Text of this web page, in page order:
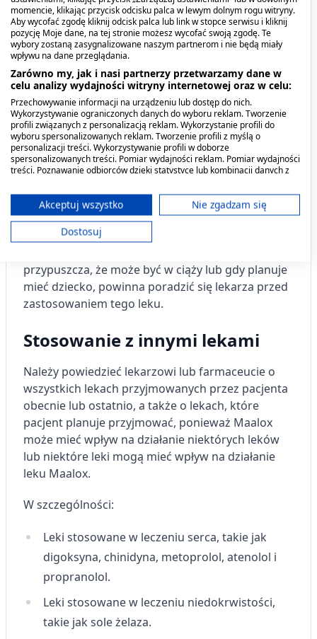
pojazdów
Nie stwierdzono negatywnego wpływu leku na
zdolność prowadzenia pojazdów i obsługiwanie
maszyn.
Ciąża i karmienie piersią
Ten lek może być stosowany w czasie ciąży tylko
na zalecenie lekarza.
Przyjmowanie leku Maalox można kontynuować
podczas karmienia piersią.
przypuszcza, że może być w ciąży lub gdy planuje
mieć dziecko, powinna poradzić się lekarza przed
zastosowaniem tego leku.
Stosowanie z innymi lekami
Należy powiedzieć lekarzowi lub farmaceucie o
wszystkich lekach przyjmowanych przez pacjenta
obecnie lub ostatnio, a także o lekach, które
pacjent planuje przyjmować, ponieważ Maalox
może mieć wpływ na działanie niektórych leków
lub niektóre leki mogą mieć wpływ na działanie
leku Maalox.
W szczególności:
Leki stosowane w leczeniu serca, takie jak
digoksyna, chinidyna, metoprolol, atenolol i
propranolol.
Leki stosowane w leczeniu niedokrwistości,
takie jak sole żelaza.
momencie, klikając przycisk odcisku palca w lewym dolnym rogu witryny.
Aby wycofać zgodę kliknij odcisk palca lub link w stopce serwisu i kliknij
pozycję Moje dane, na tej stronie możesz wycofać swoją zgodę. Te
wybory zostaną zasygnalizowane naszym partnerom i nie będą miały
wpływu na dane przeglądania.
Zarówno my, jak i nasi partnerzy przetwarzamy dane w
celu analizy wydajności witryny internetowej oraz w celu:
Przechowywanie informacji na urządzeniu lub dostęp do nich.
Wykorzystywanie ograniczonych danych do wyboru reklam. Tworzenie
profili związanych z personalizacją reklam. Wykorzystanie profili do
wyboru spersonalizowanych reklam. Tworzenie profili z myślą o
personalizacji treści. Wykorzystywanie profili w doborze
spersonalizowanych treści. Pomiar wydajności reklam. Pomiar wydajności
treści. Poznawanie odbiorców dzięki statystyce lub kombinacji danych z
ograniczonych danych do wyboru treści.
Dane mogą być udostępniane poza Unię Europejską i wysyłane do USA.
Twoja zgoda i polityka cookie dotyczą wyłącznie tej witryny/aplikacji.
Wyświetl listę partnerów (11 dostawców IAB)
Cele przetwarzania IAB:
Przechowywanie informacji na urządzeniu
lub dostęp do nich
Wykorzystywanie ograniczonych danych do
wyboru reklam
Tworzenie profili w celu
spersonalizowanych reklam
Wykorzystanie profili do wyboru
spersonalizowanych reklam
Tworzenie profili w celu personalizacji treści
spersonalizowanych treści
Pomiar efektywności reklam
Pomiar efektywności treści
Rozumienie odbiorców dzięki statystyce lub
kombinacji danych z różnych źródeł
Rozwój i ulepszanie usług
Akceptuj wszystko
Nie zgadzam się
Dostosuj